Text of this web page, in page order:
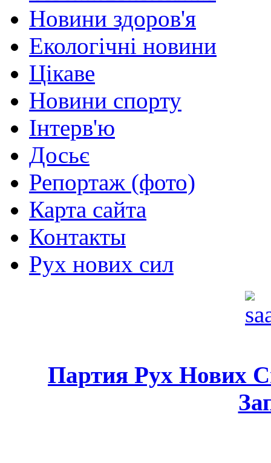
Новини здоров'я
Екологічні новини
Цікаве
Новини спорту
Інтерв'ю
Досьє
Репортаж (фото)
Карта сайта
Контакты
Рух нових сил
Партия Рух Нових